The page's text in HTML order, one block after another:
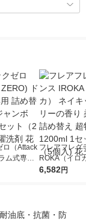
ロ（Attack
ム式専用
ガジャン
フレアフレグ
ROKA（イロ
イキッドリリ
6,582円
油底・抗菌・防